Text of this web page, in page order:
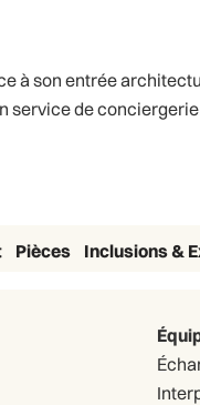
à son entrée
de
Pièces Inclusions &